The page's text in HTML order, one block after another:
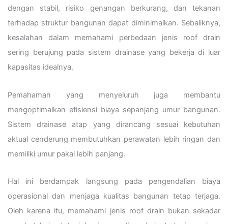
dengan stabil, risiko genangan berkurang, dan tekanan
terhadap struktur bangunan dapat diminimalkan. Sebaliknya,
kesalahan dalam memahami perbedaan jenis roof drain
sering berujung pada sistem drainase yang bekerja di luar
kapasitas idealnya.
Pemahaman yang menyeluruh juga membantu
mengoptimalkan efisiensi biaya sepanjang umur bangunan.
Sistem drainase atap yang dirancang sesuai kebutuhan
aktual cenderung membutuhkan perawatan lebih ringan dan
memiliki umur pakai lebih panjang.
Hal ini berdampak langsung pada pengendalian biaya
operasional dan menjaga kualitas bangunan tetap terjaga.
Oleh karena itu, memahami jenis roof drain bukan sekadar